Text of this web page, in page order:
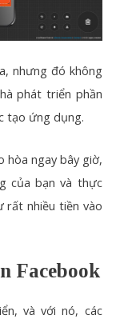
nhưng đó không
phát triển phần
tạo ứng dụng.
hòa ngay bây giờ,
của bạn và thực
rất nhiều tiền vào
Facebook
và với nó, các